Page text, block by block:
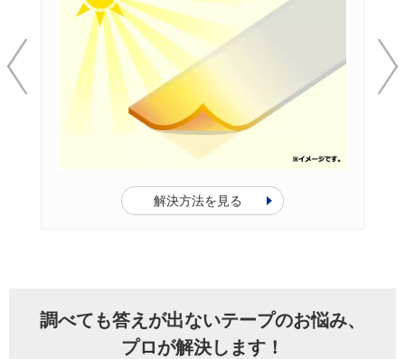
解決方法を見る
調べても答えが出ないテープのお悩み、
プロが解決します！